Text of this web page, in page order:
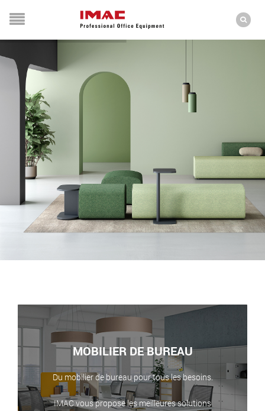
MOBILIER DE BUREAU
Du mobilier de bureau pour tous les besoins.
IMAC vous propose les meilleures solutions